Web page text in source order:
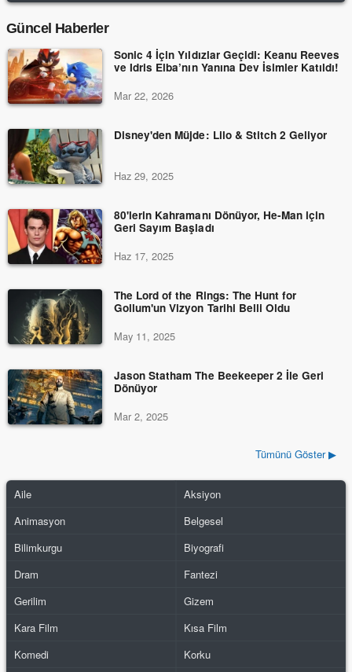
Güncel Haberler
Sonic 4 İçin Yıldızlar Geçidi: Keanu Reeves
ve Idris Elba’nın Yanına Dev İsimler Katıldı!
Mar 22, 2026
Disney'den Müjde: Lilo & Stitch 2 Geliyor
Haz 29, 2025
80'lerin Kahramanı Dönüyor, He-Man için
Geri Sayım Başladı
Haz 17, 2025
The Lord of the Rings: The Hunt for
Gollum'un Vizyon Tarihi Belli Oldu
May 11, 2025
Jason Statham The Beekeeper 2 İle Geri
Dönüyor
Mar 2, 2025
Tümünü Göster ▶
Aile
Aksiyon
Animasyon
Belgesel
Bilimkurgu
Biyografi
Dram
Fantezi
Gerilim
Gizem
Kara Film
Kısa Film
Komedi
Korku